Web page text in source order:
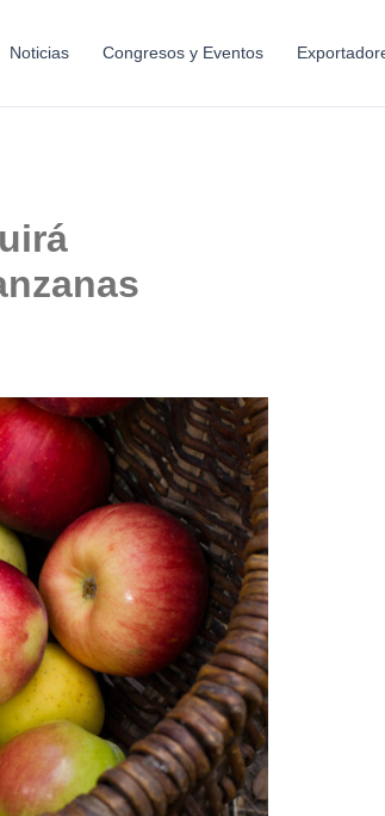
Noticias Congresos y Eventos